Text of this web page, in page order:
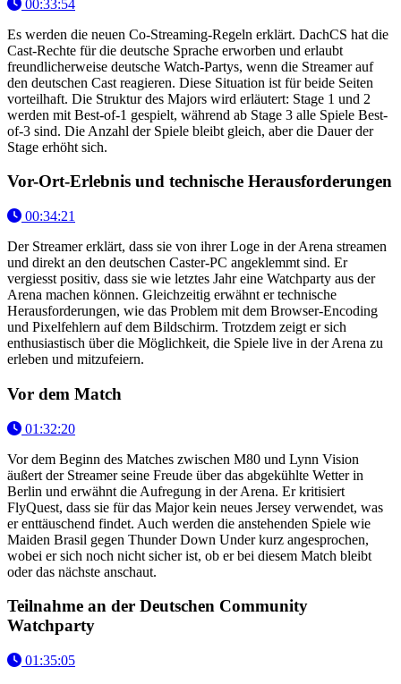
00:33:54
Es werden die neuen Co-Streaming-Regeln erklärt. DachCS hat die
Cast-Rechte für die deutsche Sprache erworben und erlaubt
freundlicherweise deutsche Watch-Partys, wenn die Streamer auf
den deutschen Cast reagieren. Diese Situation ist für beide Seiten
vorteilhaft. Die Struktur des Majors wird erläutert: Stage 1 und 2
werden mit Best-of-1 gespielt, während ab Stage 3 alle Spiele Best-
of-3 sind. Die Anzahl der Spiele bleibt gleich, aber die Dauer der
Stage erhöht sich.
Vor-Ort-Erlebnis und technische Herausforderungen
00:34:21
Der Streamer erklärt, dass sie von ihrer Loge in der Arena streamen
und direkt an den deutschen Caster-PC angeklemmt sind. Er
vergiesst positiv, dass sie wie letztes Jahr eine Watchparty aus der
Arena machen können. Gleichzeitig erwähnt er technische
Herausforderungen, wie das Problem mit dem Browser-Encoding
und Pixelfehlern auf dem Bildschirm. Trotzdem zeigt er sich
enthusiastisch über die Möglichkeit, die Spiele live in der Arena zu
erleben und mitzufeiern.
Vor dem Match
01:32:20
Vor dem Beginn des Matches zwischen M80 und Lynn Vision
äußert der Streamer seine Freude über das abgekühlte Wetter in
Berlin und erwähnt die Aufregung in der Arena. Er kritisiert
FlyQuest, dass sie für das Major kein neues Jersey verwendet, was
er enttäuschend findet. Auch werden die anstehenden Spiele wie
Maiden Brasil gegen Thunder Down Under kurz angesprochen,
wobei er sich noch nicht sicher ist, ob er bei diesem Match bleibt
oder das nächste anschaut.
Teilnahme an der Deutschen Community
Watchparty
01:35:05